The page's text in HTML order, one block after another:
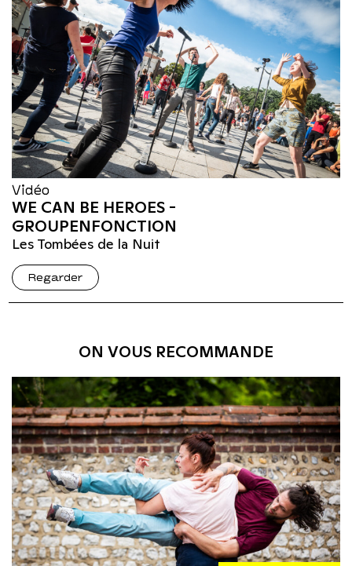
Vidéo
WE CAN BE HEROES -
GROUPENFONCTION
Les Tombées de la Nuit
Regarder
ON VOUS RECOMMANDE